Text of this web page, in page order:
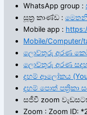
WhatsApp group :
සූත්‍ර කාණ්ඩ :
Mobile app :
Mobile/
ලොව්තුරු අරණ කෙටි
ලොව්තුරු අරණ
දහම් ආලෝකය
දහම් පොත් පත්‍රිකා
සජීවී zoom
Zoom : Zoom ID: